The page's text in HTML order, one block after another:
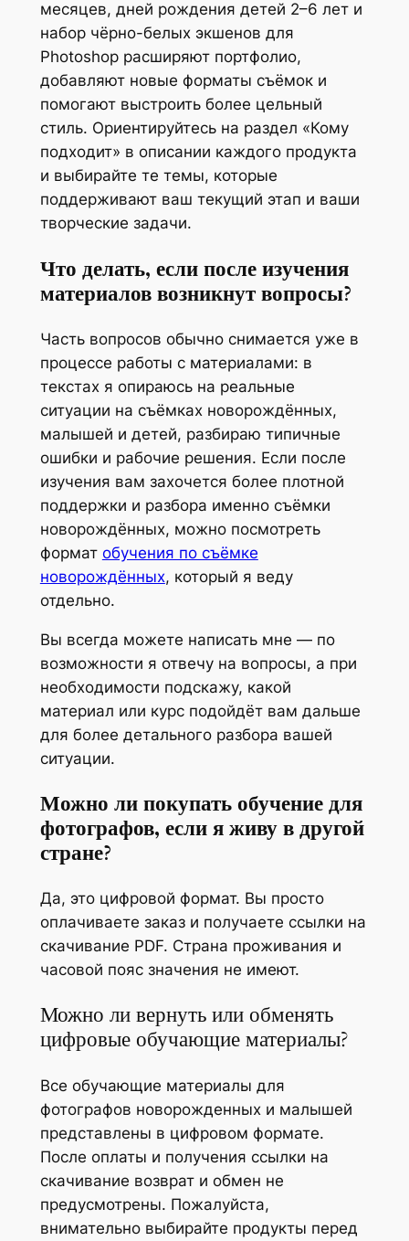
ъ
ё
м
к
е
д
е
т
е
й
-
6
е
т
месяцев, дней рождения детей 2–6 лет и
набор чёрно-белых экшенов для
Photoshop расширяют портфолио,
добавляют новые форматы съёмок и
помогают выстроить более цельный
стиль. Ориентируйтесь на раздел «Кому
подходит» в описании каждого продукта
и выбирайте те темы, которые
поддерживают ваш текущий этап и ваши
творческие задачи.
Что делать, если после изучения
материалов возникнут вопросы?
Часть вопросов обычно снимается уже в
процессе работы с материалами: в
текстах я опираюсь на реальные
ситуации на съёмках новорождённых,
малышей и детей, разбираю типичные
ошибки и рабочие решения. Если после
изучения вам захочется более плотной
поддержки и разбора именно съёмки
новорождённых, можно посмотреть
формат обучения по съёмке
новорождённых, который я веду
отдельно.
Вы всегда можете написать мне — по
возможности я отвечу на вопросы, а при
необходимости подскажу, какой
материал или курс подойдёт вам дальше
для более детального разбора вашей
ситуации.
Можно ли покупать обучение для
фотографов, если я живу в другой
стране?
Да, это цифровой формат. Вы просто
оплачиваете заказ и получаете ссылки на
скачивание PDF. Страна проживания и
часовой пояс значения не имеют.
Можно ли вернуть или обменять
цифровые обучающие материалы?
Все обучающие материалы для
фотографов новорожденных и малышей
представлены в цифровом формате.
После оплаты и получения ссылки на
скачивание возврат и обмен не
предусмотрены. Пожалуйста,
внимательно выбирайте продукты перед